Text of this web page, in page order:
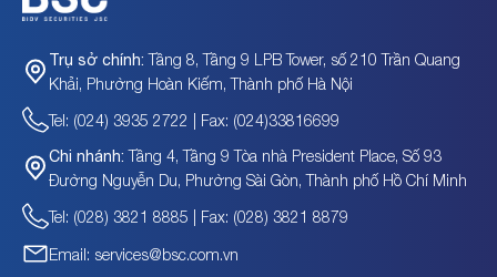
Trụ sở chính: Tầng 8, Tầng 9 LPB Tower, số 210 Trần Quang
Khải, Phường Hoàn Kiếm, Thành phố Hà Nội
Tel: (024) 3935 2722 | Fax: (024)33816699
Chi nhánh: Tầng 4, Tầng 9 Tòa nhà President Place, Số 93
Đường Nguyễn Du, Phường Sài Gòn, Thành phố Hồ Chí Minh
Tel: (028) 3821 8885 | Fax: (028) 3821 8879
Email: services@bsc.com.vn